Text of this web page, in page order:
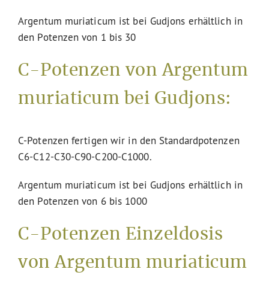
Argentum muriaticum ist bei Gudjons erhältlich in
den Potenzen von 1 bis 30
C-Potenzen von Argentum
muriaticum bei Gudjons:
C-Potenzen fertigen wir in den Standardpotenzen
C6-C12-C30-C90-C200-C1000.
Argentum muriaticum ist bei Gudjons erhältlich in
den Potenzen von 6 bis 1000
C-Potenzen Einzeldosis
von Argentum muriaticum